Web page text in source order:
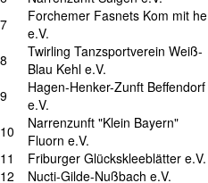
7
Forchemer Fasnets Kom mit he
e.V.
8
Twirling Tanzsportverein Weiß-
Blau Kehl e.V.
9
Hagen-Henker-Zunft Beffendorf
e.V.
10
Narrenzunft "Klein Bayern"
Fluorn e.V.
11
Friburger Glückskleeblätter e.V.
12
Nucti-Gilde-Nußbach e.V.